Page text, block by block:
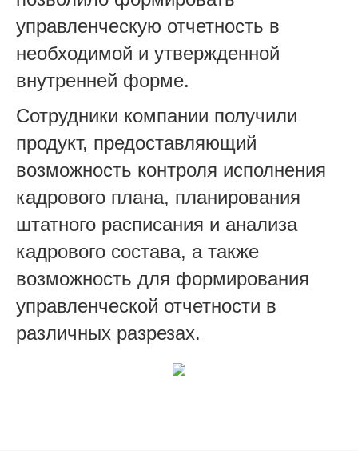
управленческую отчетность в
необходимой и утвержденной
внутренней форме.
Сотрудники компании получили
продукт, предоставляющий
возможность контроля исполнения
кадрового плана, планирования
штатного расписания и анализа
кадрового состава, а также
возможность для формирования
управленческой отчетности в
различных разрезах.